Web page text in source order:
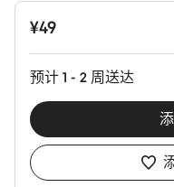
产
¥49
预计 1 - 2 周送达